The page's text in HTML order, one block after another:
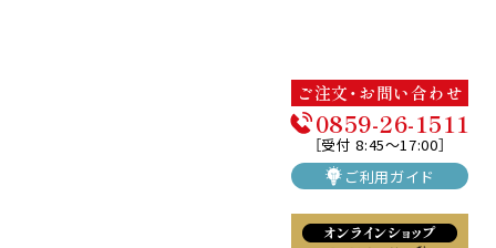
ご注文・お問い合わせ
0859-26-1511
［受付 8:45〜17:00］
ご利用ガイド